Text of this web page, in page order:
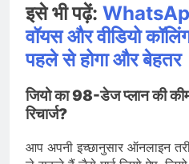
इसे भी पढ़ें:
वॉयस और वीडियो
पहले से होगा और बेहतर
जियो का 98-डेज प्लान की
रिचार्ज?
आप अपनी इच्छानुसार ऑनलाइन